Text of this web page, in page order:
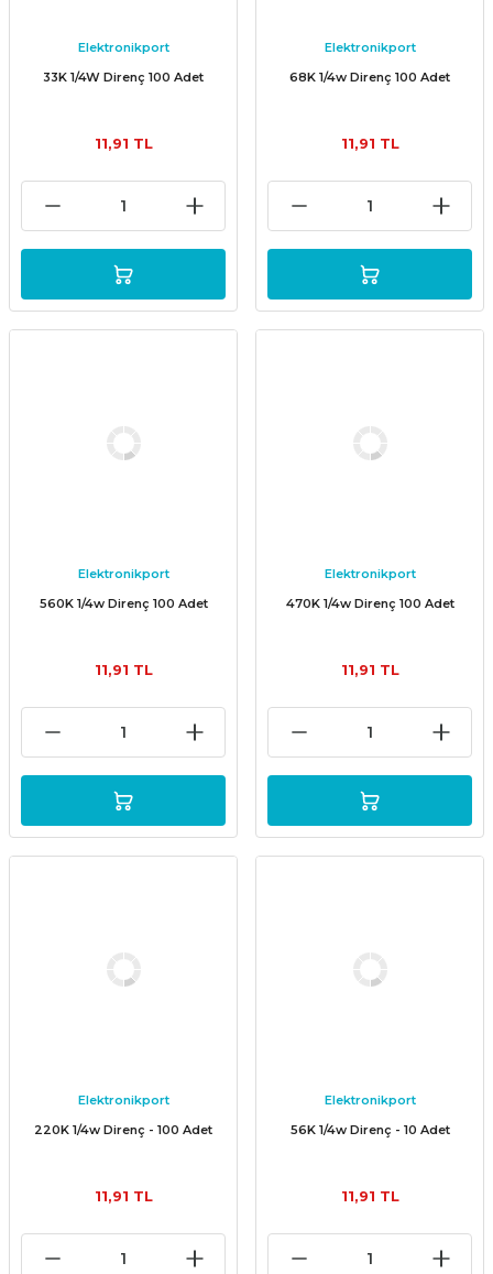
Elektronikport
33K 1/4W Direnç 100 Adet
11,91 TL
Elektronikport
68K 1/4w Direnç 100 Adet
11,91 TL
Elektronikport
560K 1/4w Direnç 100 Adet
11,91 TL
Elektronikport
470K 1/4w Direnç 100 Adet
11,91 TL
Elektronikport
220K 1/4w Direnç - 100 Adet
11,91 TL
Elektronikport
56K 1/4w Direnç - 10 Adet
11,91 TL